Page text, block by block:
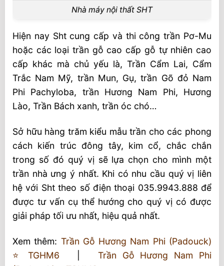
Nhà máy nội thất SHT
Hiện nay Sht cung cấp và thi công trần Pơ-Mu
hoặc các loại trần gỗ cao cấp gỗ tự nhiên cao
cấp khác mà chủ yếu là, Trần Cẩm Lai, Cẩm
Trắc Nam Mỹ, trần Mun, Gụ, trần Gõ đỏ Nam
Phi Pachyloba, trần Hương Nam Phi, Hương
Lào, Trần Bách xanh, trần óc chó…
Sở hữu hàng trăm kiểu mẫu trần cho các phong
cách kiến trúc đông tây, kim cổ, chắc chắn
trong số đó quý vị sẽ lựa chọn cho mình một
trần nhà ưng ý nhất. Khi có nhu cầu quý vị liên
hệ với Sht theo số điện thoại 035.9943.888 để
được tư vấn cụ thể hướng cho quý vị có được
giải pháp tối ưu nhất, hiệu quả nhất.
Xem thêm: Trần Gỗ Hương Nam Phi (Padouck)
⭐️ TGHM6
Trần Gỗ Hương Nam Phi